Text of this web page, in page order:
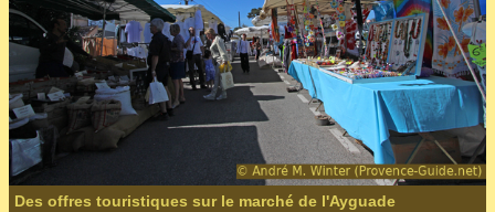
Des offres touristiques sur le marché de l'Ayguade